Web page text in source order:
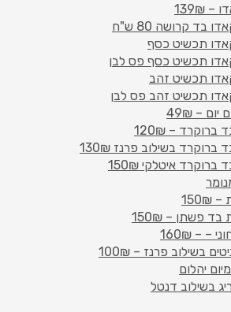
139₪
בד קרושה 80 ש"ח
תכשיט כסף
תכשיט כסף פס לבן
תכשיט זהב
תכשיט זהב פס לבן
– 49₪
– 120₪
בשילוב פרנז 130₪
איטלקי 150₪
פשתן – 150₪
– – 160₪
בשילוב פרנז – 100₪
יהלום
בשילוב דנטל